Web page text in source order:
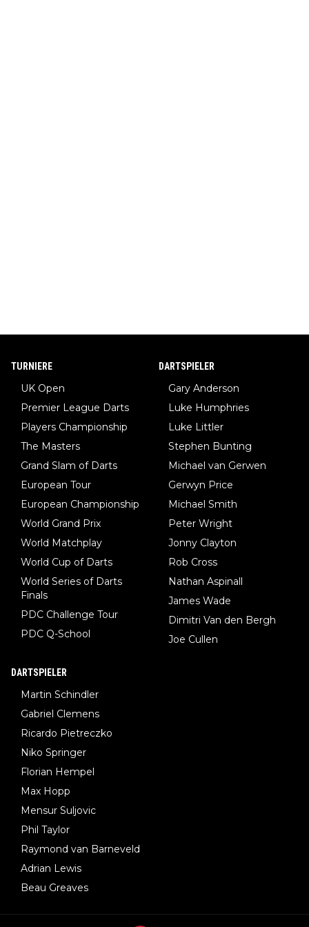
TURNIERE
UK Open
Premier League Darts
Players Championship
The Masters
Grand Slam of Darts
European Tour
European Championship
World Grand Prix
World Matchplay
World Cup of Darts
World Series of Darts
Finals
PDC Challenge Tour
PDC Q-School
DARTSPIELER
Gary Anderson
Luke Humphries
Luke Littler
Stephen Bunting
Michael van Gerwen
Gerwyn Price
Michael Smith
Peter Wright
Jonny Clayton
Rob Cross
Nathan Aspinall
James Wade
Dimitri Van den Bergh
Joe Cullen
DARTSPIELER
Martin Schindler
Gabriel Clemens
Ricardo Pietreczko
Niko Springer
Florian Hempel
Max Hopp
Mensur Suljovic
Phil Taylor
Raymond van Barneveld
Adrian Lewis
Beau Greaves